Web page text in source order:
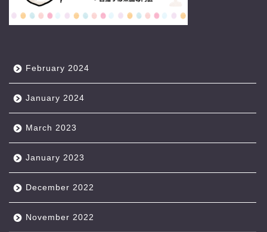
February 2024
January 2024
March 2023
January 2023
December 2022
November 2022